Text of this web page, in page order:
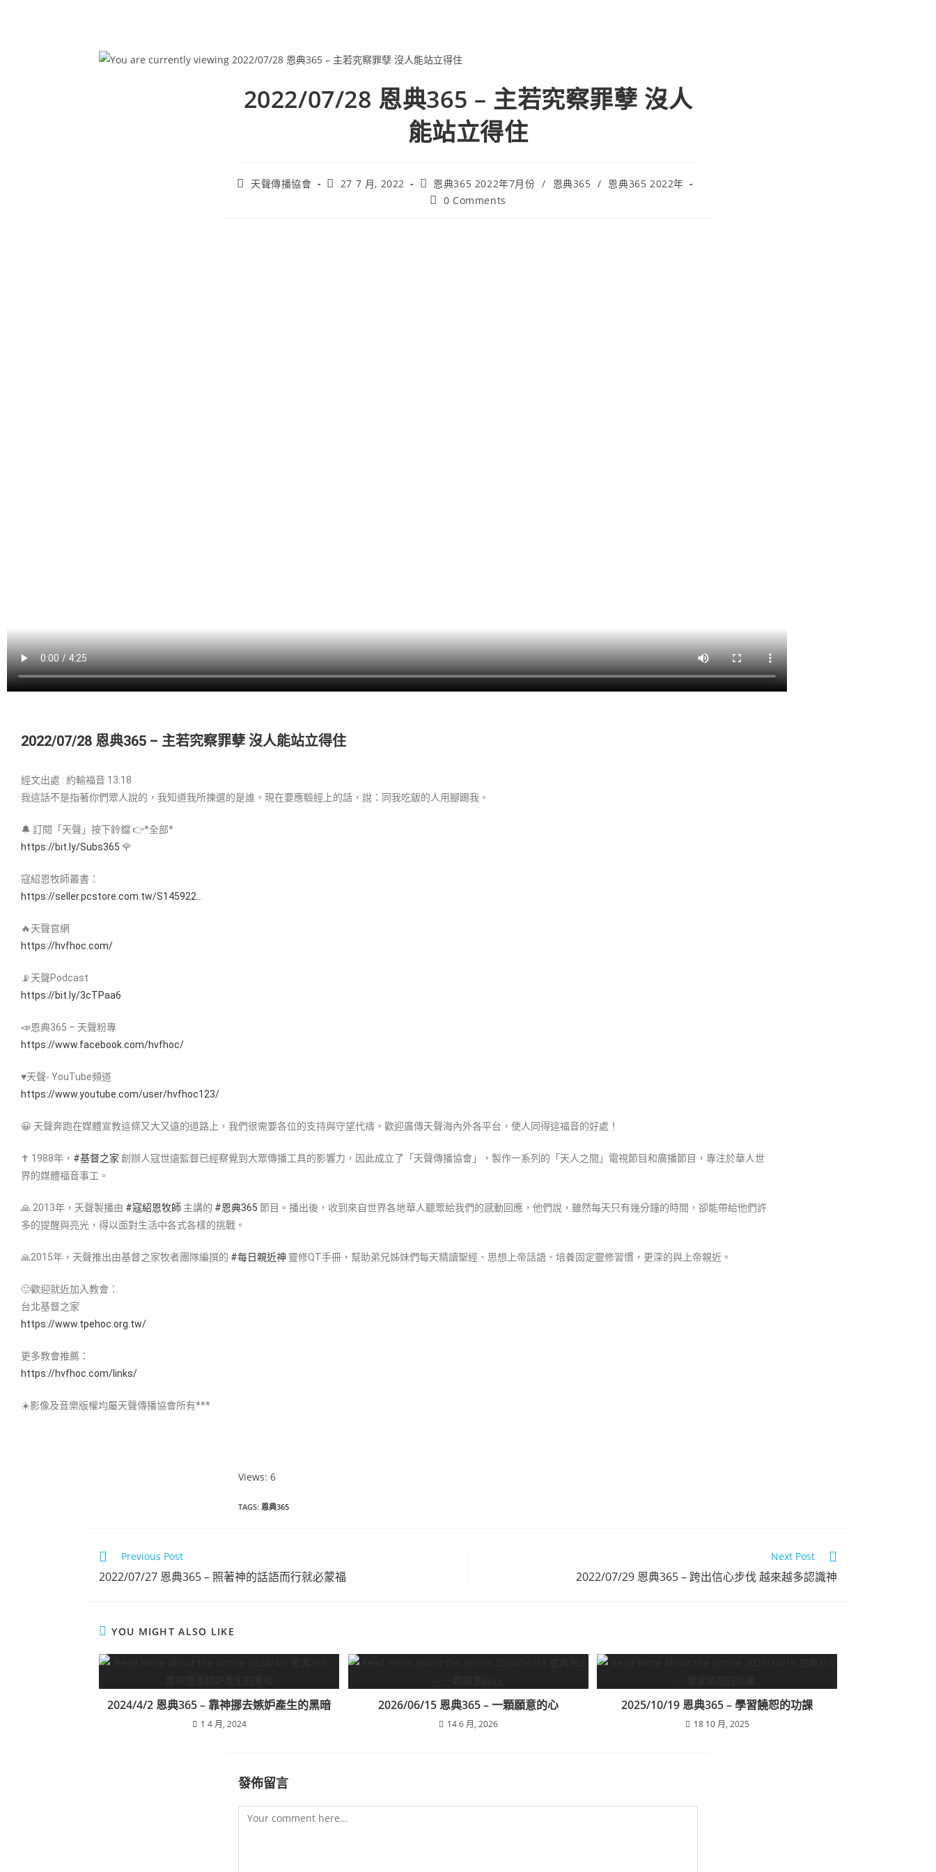
2022/07/28 恩典365 – 主若究察罪孽 沒人
能站立得住
天聲傳播協會 27 7 月, 2022 恩典365 2022年7月份 / 恩典365 /
恩典365 2022年
0 Comments
2022/07/28 恩典365 – 主若究察罪孽 沒人能站立得住
經文出處 : 約輸福音 13:18
我這話不是指著你們眾人說的，我知道我所揀選的是誰。現在要應驗經上的話，說：同我吃飯的人用腳踢我。
🔔 訂閱「天聲」按下鈴鐺 👉*全部*
https://bit.ly/Subs365 🌹
寇紹恩牧師叢書：
https://seller.pcstore.com.tw/S145922…
🔥天聲官網
https://hvfhoc.com/
📡天聲Podcast
https://bit.ly/3cTPaa6
📣恩典365 – 天聲粉專
https://www.facebook.com/hvfhoc/
♥天聲- YouTube頻道
https://www.youtube.com/user/hvfhoc123/
😀 天聲奔跑在媒體宣教這條又大又遠的道路上，我們很需要各位的支持與守望代禱。歡迎廣傳天聲海內外各平台，使人同得這福音的好處！
✝ 1988年， #基督之家​ 創辦人寇世遠監督已經察覺到大眾傳播工具的影響力，因此成立了「天聲傳播協會」，製作一系列的「天人之間」電視節目和廣播節目，專注於華人世
界的媒體福音事工。
🙏 2013年，天聲製播由 #寇紹恩牧師​ 主講的 #恩典365​ 節目。播出後，收到來自世界各地華人聽眾給我們的感動回應，他們說，雖然每天只有幾分鐘的時間，卻能帶給他們許
多的提醒與亮光，得以面對生活中各式各樣的挑戰。
🙏2015年，天聲推出由基督之家牧者團隊編撰的 #每日親近神​ 靈修QT手冊，幫助弟兄姊妹們每天精讀聖經、思想上帝話語、培養固定靈修習慣，更深的與上帝親近。
🙂歡迎就近加入教會：
台北基督之家
https://www.tpehoc.org.tw/
更多教會推薦：
https://hvfhoc.com/links/
☀️影像及音樂版權均屬天聲傳播協會所有***
Views: 6
TAGS: 恩典365
Previous Post
2022/07/27 恩典365 – 照著神的話語而行就必蒙福
Next Post
2022/07/29 恩典365 – 跨出信心步伐 越來越多認識神
YOU MIGHT ALSO LIKE
2024/4/2 恩典365 – 靠神挪去嫉妒產生的黑暗
1 4 月, 2024
2026/06/15 恩典365 – 一顆願意的心
14 6 月, 2026
2025/10/19 恩典365 – 學習饒恕的功課
18 10 月, 2025
發佈留言